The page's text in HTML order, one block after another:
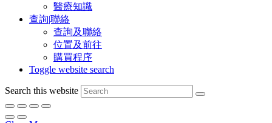
醫療知識
查詢|聯絡
查詢及聯絡
位置及前往
購買程序
Toggle website search
Search this website